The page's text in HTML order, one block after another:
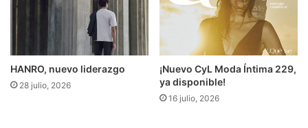
HANRO, nuevo liderazgo
28 julio, 2026
¡Nuevo CyL Moda Íntima 229,
ya disponible!
16 julio, 2026